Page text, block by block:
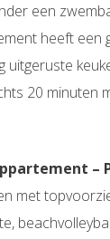
een
heeft een
uitgeruste
20 minuten
–
met